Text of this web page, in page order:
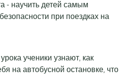
- научить детей самым
при поездках на
ученики узнают, как
на автобусной остановке, что